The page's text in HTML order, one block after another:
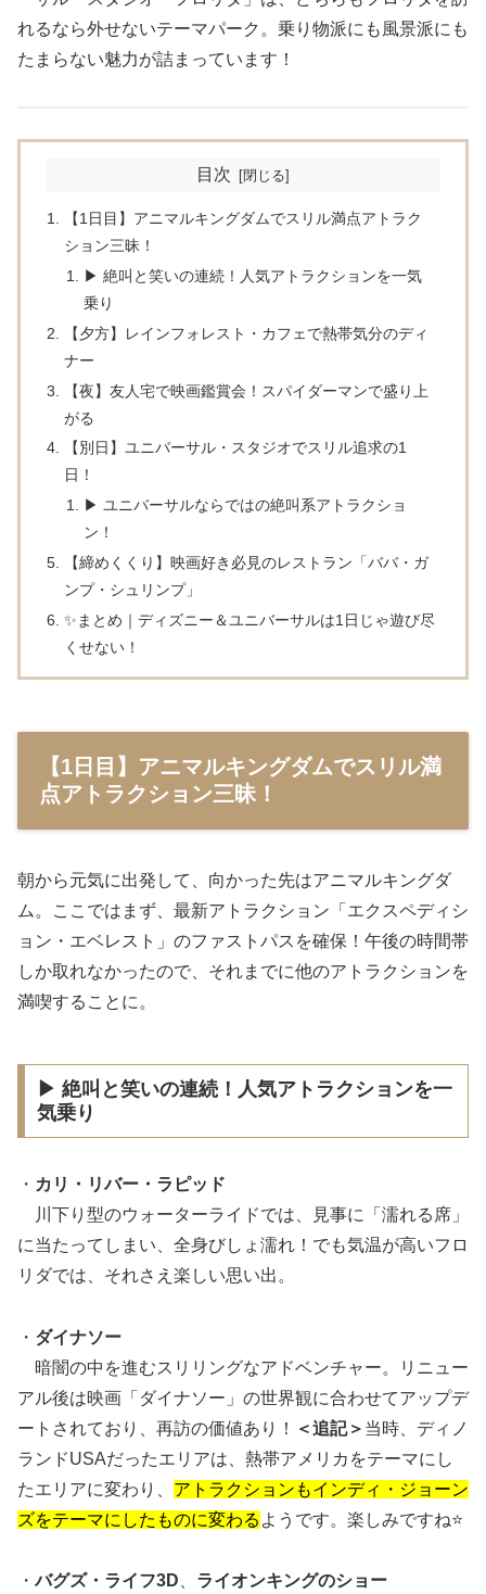
れるなら外せないテーマパーク。乗り物派にも風景派にも
たまらない魅力が詰まっています！
目次
【1日目】アニマルキングダムでスリル満点アトラク
ション三昧！
▶ 絶叫と笑いの連続！人気アトラクションを一気
乗り
【夕方】レインフォレスト・カフェで熱帯気分のディ
ナー
【夜】友人宅で映画鑑賞会！スパイダーマンで盛り上
がる
【別日】ユニバーサル・スタジオでスリル追求の1
日！
▶ ユニバーサルならではの絶叫系アトラクショ
ン！
【締めくくり】映画好き必見のレストラン「ババ・ガ
ンプ・シュリンプ」
✨まとめ｜ディズニー＆ユニバーサルは1日じゃ遊び尽
くせない！
【1日目】アニマルキングダムでスリル満
点アトラクション三昧！
朝から元気に出発して、向かった先はアニマルキングダ
ム。ここではまず、最新アトラクション「エクスペディシ
ョン・エベレスト」のファストパスを確保！午後の時間帯
しか取れなかったので、それまでに他のアトラクションを
満喫することに。
▶ 絶叫と笑いの連続！人気アトラクションを一
気乗り
・ カリ・リバー・ラピッド
川下り型のウォーターライドでは、見事に「濡れる席」
に当たってしまい、全身びしょ濡れ！でも気温が高いフロ
リダでは、それさえ楽しい思い出。
・ ダイナソー
暗闇の中を進むスリリングなアドベンチャー。リニュー
アル後は映画「ダイナソー」の世界観に合わせてアップデ
ートされており、再訪の価値あり！
＜追記＞ 当時、ディノ
ランドUSAだったエリアは、熱帯アメリカをテーマにし
たエリアに変わり、 アトラクションもインディ・ジョーン
ズをテーマにしたものに変わる ようです。楽しみですね⭐️
・バグズ・ライフ3D
ライオンキングのショー